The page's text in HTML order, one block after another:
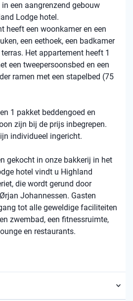
een aangrenzend gebouw
Lodge hotel.
heeft een woonkamer en een
een eethoek, een badkamer
Het appartement heeft 1
een tweepersoonsbed en een
ramen met een stapelbed (75
1 pakket beddengoed en
zijn bij de prijs inbegrepen.
individueel ingericht.
gekocht in onze bakkerij in het
hotel vindt u Highland
die wordt gerund door
Johannessen. Gasten
tot alle geweldige faciliteiten
zwembad, een fitnessruimte,
en restaurants.